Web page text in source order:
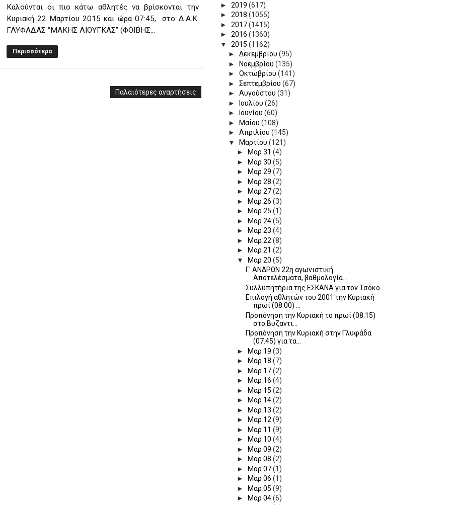
Καλούνται οι πιο κάτω αθλητές να βρίσκονται την
Κυριακή 22 Μαρτίου 2015 και ώρα 07:45, στο Δ.Α.Κ.
ΓΛΥΦΑΔΑΣ “ΜΑΚΗΣ ΛΙΟΥΓΚΑΣ” (ΦΟΙΒΗΣ...
Περισσότερα
Παλαιότερες αναρτήσεις
► 2019 (617)
► 2018 (1055)
► 2017(1415)
► 2016 (1360)
▼ 2015 (1162)
►Δεκεμβρίου(95)
► Νοεμβρίου(135)
►Οκτωβρίου(141)
►Σεπτεμβρίου(67)
►Αυγούστου(31)
►
Ιουλίου(26)
►
Ιουνίου(60)
► Μαΐου(108)
►Απριλίου(145)
▼ Μαρτίου(121)
►
Μαρ 31(4)
►
Μαρ 30(5)
►
Μαρ 29(7)
►
Μαρ 28(2)
►
Μαρ 27(2)
►
Μαρ 26(3)
►
Μαρ 25(1)
►
Μαρ 24(5)
►
Μαρ 23(4)
►
Μαρ 22(8)
►
Μαρ 21(2)
▼
Μαρ 20(5)
Γ' ΑΝΔΡΩΝ 22η αγωνιστική.
Αποτελέσματα, βαθμολογία...
Συλλυπητήρια της ΕΣΚΑΝΑ για τον Τσόκο
Επιλογή αθλητών του 2001 την Κυριακή
πρωί (08.00) ...
Προπόνηση την Κυριακή το πρωί (08.15)
στο Βυζαντι...
Προπόνηση την Κυριακή στην Γλυφάδα
(07.45) για τα...
►
Μαρ 19(3)
►
Μαρ 18(7)
►
Μαρ 17(2)
►
Μαρ 16(4)
►
Μαρ 15(2)
►
Μαρ 14(2)
►
Μαρ 13(2)
►
Μαρ 12(9)
►
Μαρ 11(9)
►
Μαρ 10(4)
►
Μαρ 09(2)
►
Μαρ 08(2)
►
Μαρ 07(1)
►
Μαρ 06(1)
►
Μαρ 05(9)
►
Μαρ 04(6)